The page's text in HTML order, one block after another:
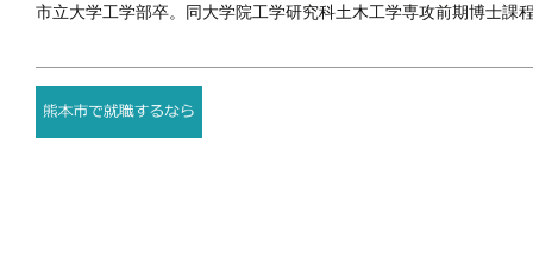
市立大学工学部卒。同大学院工学研究科土木工学専攻前期博士